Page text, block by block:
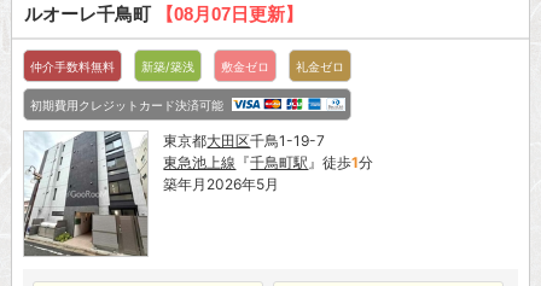
ルオーレ千鳥町 【08月07日更新】
仲介手数料無料 新築/築浅 敷金ゼロ 礼金ゼロ
初期費用クレジットカード決済可能
東京都大田区千鳥1-19-7
東急池上線 『千鳥町駅』徒歩1分
築年月2026年5月